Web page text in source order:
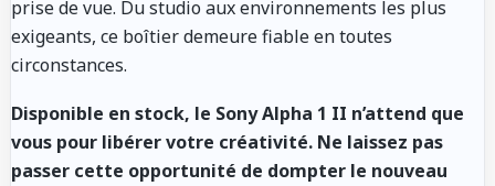
prise de vue. Du studio aux environnements les plus
exigeants, ce boîtier demeure fiable en toutes
circonstances.
Disponible en stock, le Sony Alpha 1 II n’attend que
vous pour libérer votre créativité. Ne laissez pas
passer cette opportunité de dompter le nouveau